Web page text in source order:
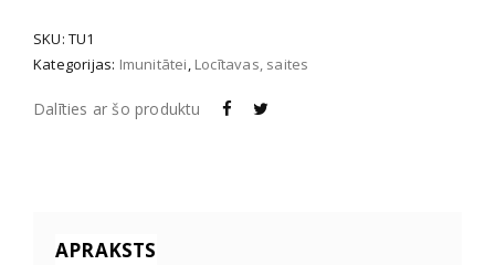
SKU: TU1
Kategorijas: Imunitātei, Locītavas, saites
Dalīties ar šo produktu
APRAKSTS